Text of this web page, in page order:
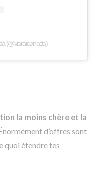
(@viarailcanada)
la moins chère et la
d’offres sont
quoi étendre tes